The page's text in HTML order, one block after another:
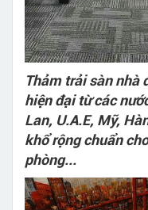
Thảm trải sàn nhà
hiện đại từ các
Lan, U.A.E, Mỹ,
khổ rộng chuẩn
phòng...